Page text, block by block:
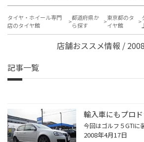
タイヤ・ホイール専門
店のタイヤ館
都道府県か
ら探す
東京都のタ
イヤ館
店舗おススメ情報 /
記事一覧
輸入車にもプロ
2008年4月17日